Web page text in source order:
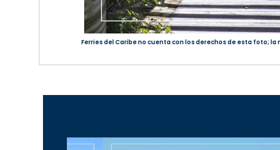
Ferries del Caribe no cuenta con los derechos de esta foto;